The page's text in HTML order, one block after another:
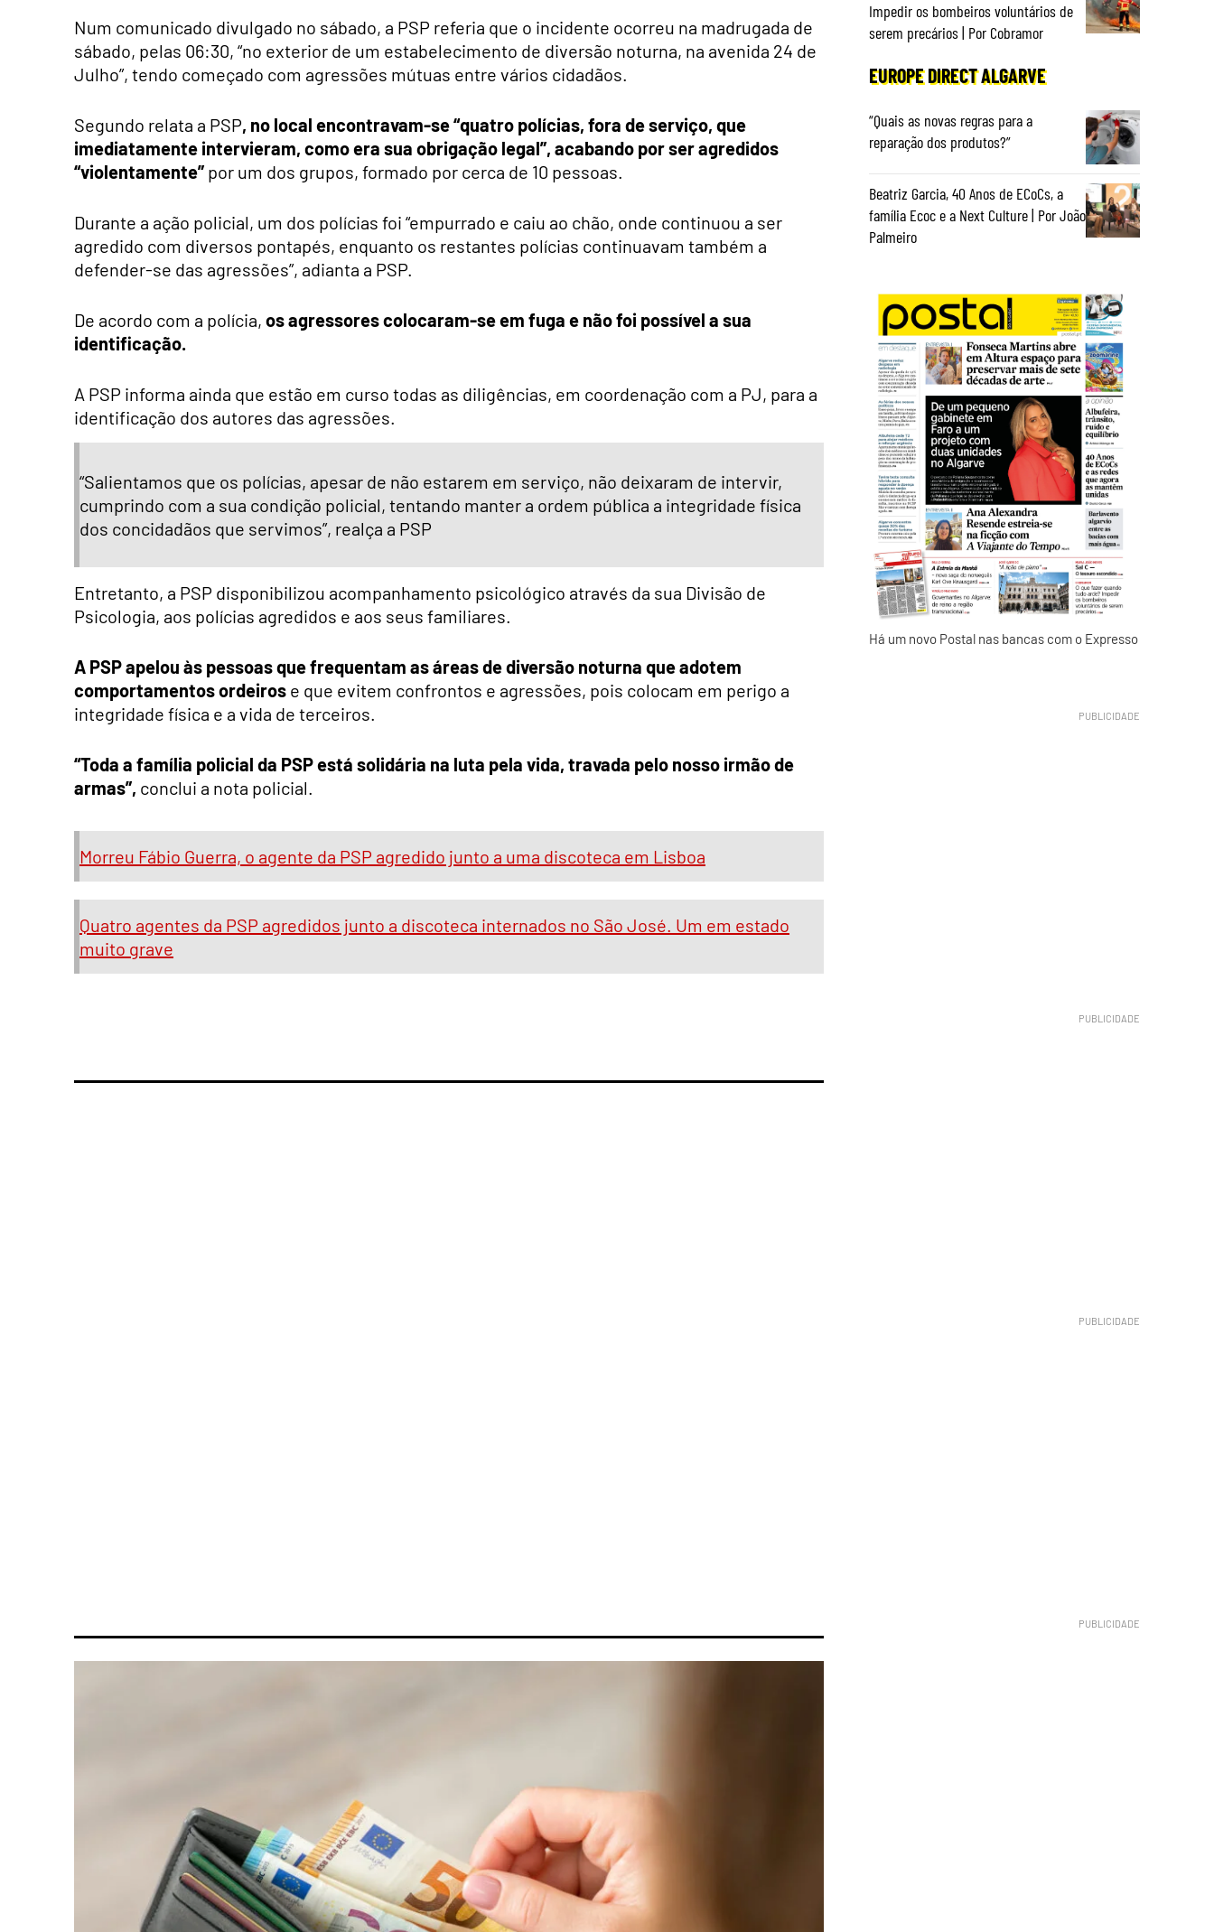
Num comunicado divulgado no sábado, a PSP referia que o incidente ocorreu na madrugada de
sábado, pelas 06:30, “no exterior de um estabelecimento de diversão noturna, na avenida 24 de
Julho”, tendo começado com agressões mútuas entre vários cidadãos.
Segundo relata a PSP, no local encontravam-se “quatro polícias, fora de serviço, que
imediatamente intervieram, como era sua obrigação legal”, acabando por ser agredidos
“violentamente” por um dos grupos, formado por cerca de 10 pessoas.
Durante a ação policial, um dos polícias foi “empurrado e caiu ao chão, onde continuou a ser
agredido com diversos pontapés, enquanto os restantes polícias continuavam também a
defender-se das agressões”, adianta a PSP.
De acordo com a polícia, os agressores colocaram-se em fuga e não foi possível a sua
identificação.
A PSP informa ainda que estão em curso todas as diligências, em coordenação com a PJ, para a
identificação dos autores das agressões.
“Salientamos que os polícias, apesar de não estarem em serviço, não deixaram de intervir,
cumprindo com a sua condição policial, tentando manter a ordem pública a integridade física
dos concidadãos que servimos”, realça a PSP
Entretanto, a PSP disponibilizou acompanhamento psicológico através da sua Divisão de
Psicologia, aos polícias agredidos e aos seus familiares.
A PSP apelou às pessoas que frequentam as áreas de diversão noturna que adotem
comportamentos ordeiros e que evitem confrontos e agressões, pois colocam em perigo a
integridade física e a vida de terceiros.
“Toda a família policial da PSP está solidária na luta pela vida, travada pelo nosso irmão de
armas”, conclui a nota policial.
Morreu Fábio Guerra, o agente da PSP agredido junto a uma discoteca em Lisboa
Quatro agentes da PSP agredidos junto a discoteca internados no São José. Um em estado
muito grave
Impedir os bombeiros voluntários de
serem precários | Por Cobramor
EUROPE DIRECT ALGARVE
“Quais as novas regras para a
reparação dos produtos?”
Beatriz Garcia, 40 Anos de ECoCs, a
família Ecoc e a Next Culture | Por João
Palmeiro
Há um novo Postal nas bancas com o Expresso